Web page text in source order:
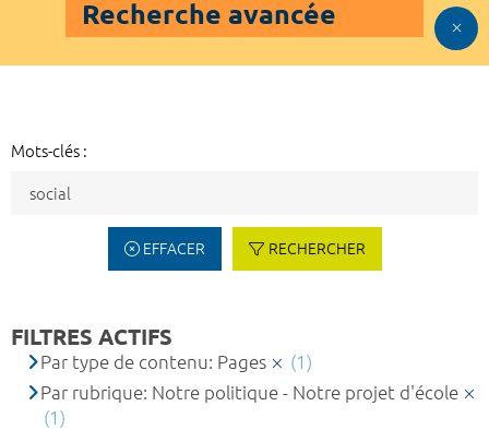
Recherche avancée
Mots-clés :
EFFACER RECHERCHER
FILTRES ACTIFS
Par type de contenu: Pages
(1)
Par rubrique: Notre politique - Notre projet d'école
(1)